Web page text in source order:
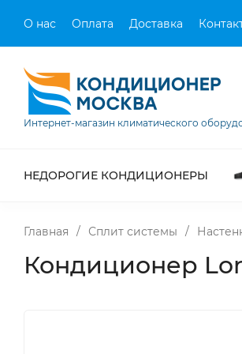
О нас Оплата Доставка
Интернет-магазин климатического
НЕДОРОГИЕ КОНДИЦИОНЕРЫ
Главная / Сплит системы /
Кондиционер